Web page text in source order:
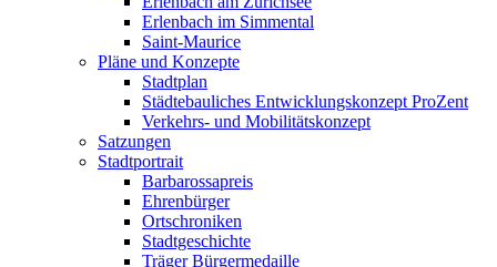
Erlenbach im Simmental
Saint-Maurice
Pläne und Konzepte
Stadtplan
Städtebauliches Entwicklungskonzept ProZent
Verkehrs- und Mobilitätskonzept
Satzungen
Stadtportrait
Barbarossapreis
Ehrenbürger
Ortschroniken
Stadtgeschichte
Träger Bürgermedaille